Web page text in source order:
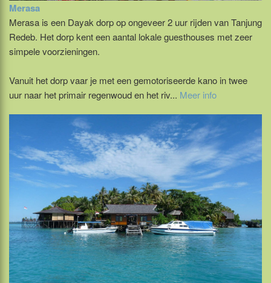
Merasa
Merasa is een Dayak dorp op ongeveer 2 uur rijden van Tanjung
Redeb. Het dorp kent een aantal lokale guesthouses met zeer
simpele voorzieningen.
Vanuit het dorp vaar je met een gemotoriseerde kano in twee
uur naar het primair regenwoud en het riv... Meer info